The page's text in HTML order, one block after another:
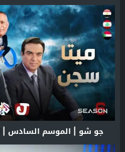
جو شو | الموسم السادس | الحلقة 24 |